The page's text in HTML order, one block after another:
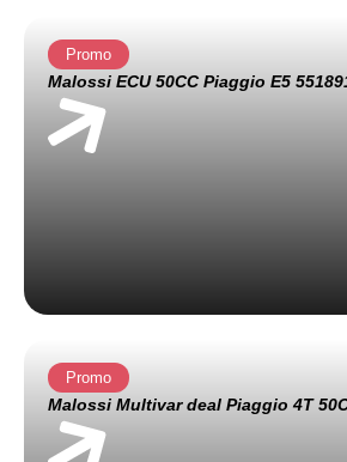
Promo
Malossi ECU 50CC Piaggio E5
Promo
Malossi Multivar deal Piaggio 4T